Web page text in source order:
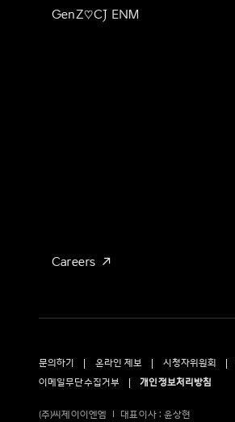
GenZ♡CJ ENM
Careers
문의하기 온라인 제보 시청자위원회
이메일무단수집거부
개인정보처리방침
(주)씨제이이엔엠 대표이사 : 윤상현